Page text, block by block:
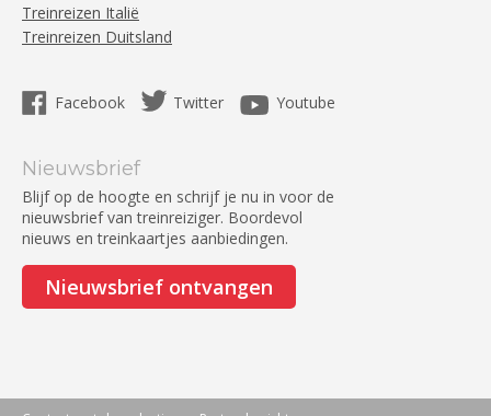
Treinreizen Italië
Treinreizen Duitsland
Facebook Twitter Youtube
Nieuwsbrief
Blijf op de hoogte en schrijf je nu in voor de
nieuwsbrief van treinreiziger. Boordevol
nieuws en treinkaartjes aanbiedingen.
Nieuwsbrief ontvangen